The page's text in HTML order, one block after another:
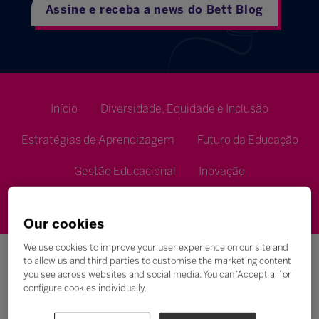
Assine e receba a news do Bett Blog
Início Diversidade, Equidade e Inclusão
Estratégias de Aprendizagem Futuro da Educação
Gestão Educacional Inovação
Our cookies
We use cookies to improve your user experience on our site and
to allow us and third parties to customise the marketing content
you see across websites and social media. You can ‘Accept all’ or
configure cookies individually.